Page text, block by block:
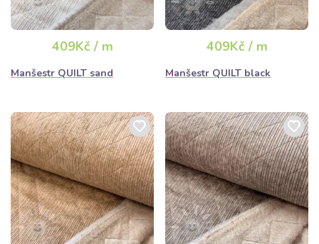
409Kč / m
Manšestr QUILT sand
409Kč / m
Manšestr QUILT black